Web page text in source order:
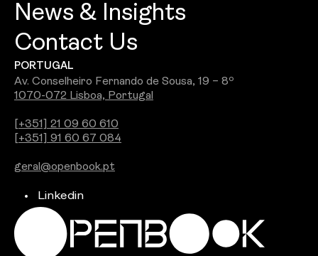
People
Careers
Awards
Openbook Design
Openbook Engineering
Openbook Real Estate
Integra PDS
Ground Up
Independent Brokers
News & Insights
Best Commercial Firm 2026: Openbook
Wins Jury Award
See all
Contact Us
PORTUGAL
Av. Conselheiro Fernando de Sousa, 19 – 8º
1070-072 Lisboa, Portugal
[+351] 21 09 60 610
[+351] 91 60 67 084
geral@openbook.pt
Linkedin